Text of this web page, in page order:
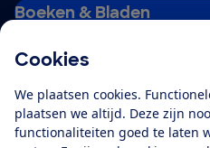
Cookies
We plaatsen cookies.
plaatsen we altijd. Deze zijn
functionaliteiten goed te laten
Boeken & Bladen